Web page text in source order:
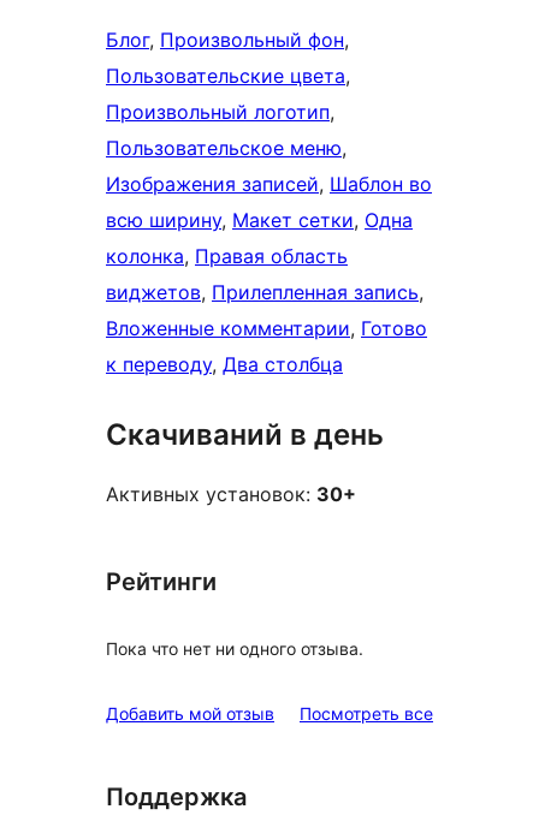
Блог, Произвольный фон
Пользовательские цвета
Произвольный логотип
Пользовательское меню
Изображения записей, Шаблон во
всю ширину, Макет сетки, Одна
колонка, Правая область
виджетов, Прилепленная запись
Вложенные комментарии, Готово
к переводу, Два столбца
Скачиваний в день
Активных установок: 30+
Рейтинги
Пока что нет ни одного отзыва.
Добавить мой отзыв Посмотреть всеотзывы
Поддержка